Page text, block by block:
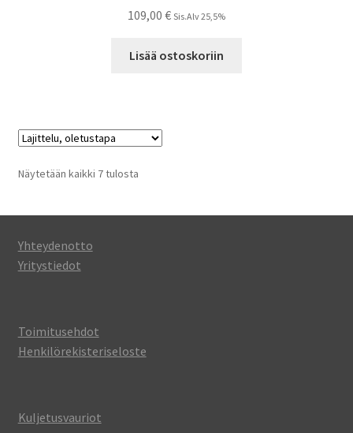
109,00 € Sis.Alv 25,5%
Lisää ostoskoriin
Näytetään kaikki 7 tulosta
Yhteydenotto
Yritystiedot
Toimitusehdot
Henkilörekisteriseloste
Kuljetusvauriot